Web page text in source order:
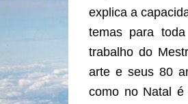
explica a
temas para
trabalho do
arte e seus 80
como no Natal